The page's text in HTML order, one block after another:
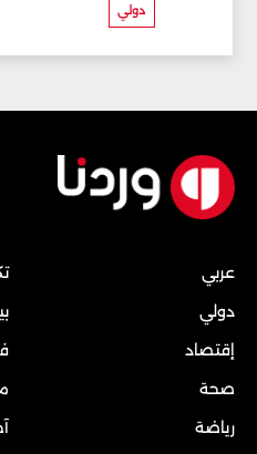
دولي
عربي
دولي
إقتصاد
صحة
رياضة